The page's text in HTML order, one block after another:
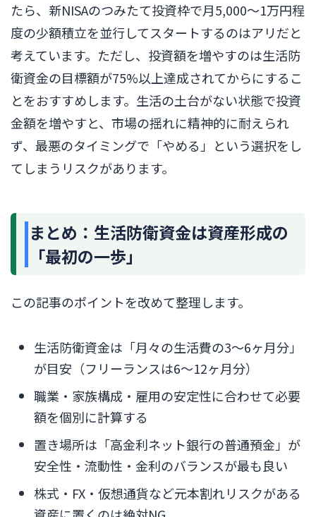
たら、新NISAのつみたて投資枠で月5,000〜1万円程
度の少額積立を並行してスタートするのはアリだと
考えています。ただし、投資額を増やすのは生活防
衛資金の目標額が75%以上達成されてからにするこ
とをおすすめします。生活の土台がない状態で投資
金額を増やすと、市場の揺れに精神的に耐えられ
ず、最悪のタイミングで「やめる」という選択をし
てしまうリスクがあります。
まとめ：生活防衛資金は資産形成の
「最初の一歩」
この記事のポイントを改めて整理します。
生活防衛資金は「月々の生活費の3〜6ヶ月分」
が目安（フリーランスは6〜12ヶ月分）
職業・家族構成・雇用の安定性に合わせて必要
額を個別に計算する
置き場所は「高金利ネット銀行の普通預金」が
安全性・流動性・金利のバランスが最も良い
株式・FX・仮想通貨など元本割れリスクがある